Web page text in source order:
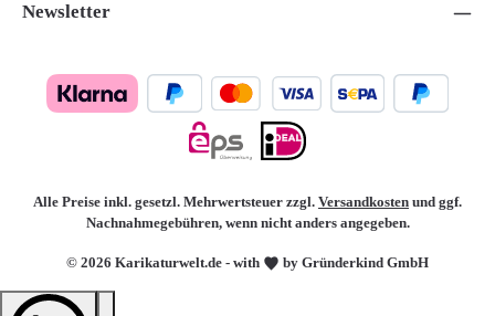
Newsletter
© 2026 Karikaturwelt.de - with by Gründerkind GmbH
Alle Preise inkl. gesetzl. Mehrwertsteuer zzgl. Versandkosten und ggf.
Nachnahmegebühren, wenn nicht anders angegeben.